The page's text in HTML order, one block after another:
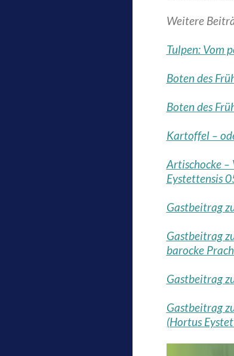
Weitere
Tulpen: Vom
Boten des
Boten des
Kartoffel –
Artischocke –
Eystettensis
Gastbeitrag
Gastbeitrag
barocke
Gastbeitrag
Gastbeitrag
(Hortus